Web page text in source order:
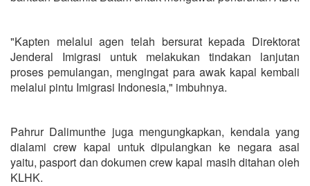
"Kapten melalui agen telah bersurat kepada Direktorat
Jenderal Imigrasi untuk melakukan tindakan lanjutan
proses pemulangan, mengingat para awak kapal kembali
melalui pintu Imigrasi Indonesia," imbuhnya.
Pahrur Dalimunthe juga mengungkapkan, kendala yang
dialami crew kapal untuk dipulangkan ke negara asal
yaitu, pasport dan dokumen crew kapal masih ditahan oleh
KLHK.